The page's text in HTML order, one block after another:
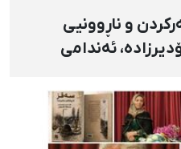
و ناڕوونیی
ئەندامی